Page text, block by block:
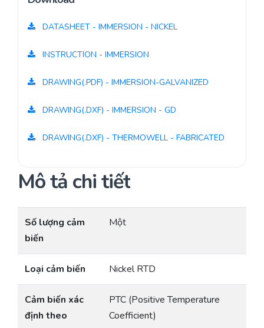
DATASHEET - IMMERSION - NICKEL
INSTRUCTION - IMMERSION
DRAWING(.PDF) - IMMERSION-GALVANIZED
DRAWING(.DXF) - IMMERSION - GD
DRAWING(.DXF) - THERMOWELL - FABRICATED
Mô tả chi tiết
Số lượng cảm
biến
Một
Loại cảm biến Nickel RTD
Cảm biến xác
định theo
PTC (Positive Temperature
Coefficient)